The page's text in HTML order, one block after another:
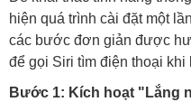
hiện quá trình cài đặt một
các bước đơn giản được
để gọi Siri tìm điện thoại khi
Bước 1: Kích hoạt "Lắng